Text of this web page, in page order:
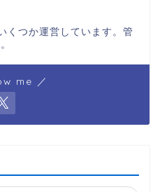
くつか運営しています。管
me ／